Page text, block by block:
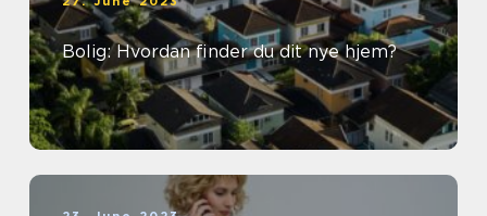
Bolig: Hvordan finder du dit nye hjem?